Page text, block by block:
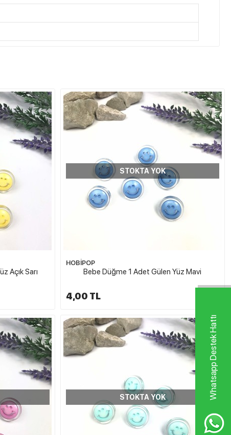
Whatsapp Destek Hattı
Açık Sarı
STOKTA YOK
HOBİPOP
Bebe Düğme 1 Adet Gülen Yüz Mavi
4,00 TL
STOKTA YOK